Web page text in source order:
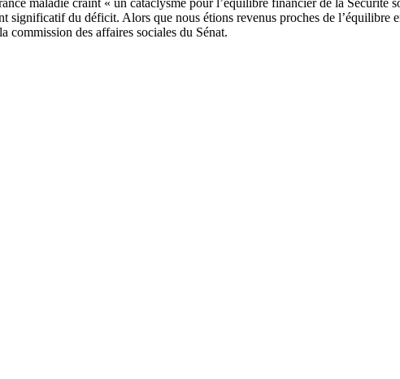
significatif du déficit. Alors que nous étions revenus proches de l’équilibre
commission des affaires sociales du Sénat.